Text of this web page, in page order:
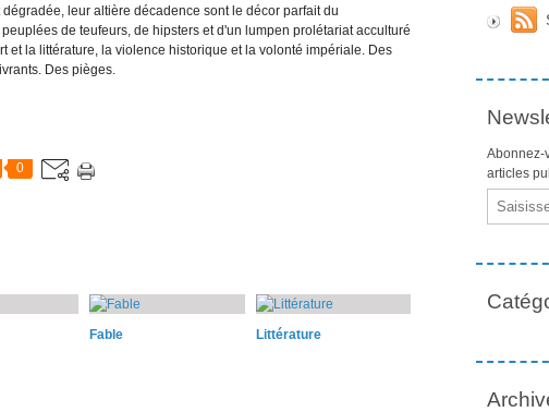
leur altière décadence sont le décor parfait du
de teufeurs, de hipsters et d'un lumpen prolétariat acculturé
et la littérature, la violence historique et la volonté impériale. Des
Des pièges.
0
Fable Littérature
Abonnez-
articles
Email